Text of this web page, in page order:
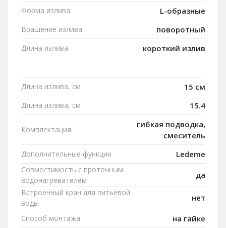
Форма излива L-образные
Вращение излива поворотный
Длина излива короткий излив
Длина излива, см 15 см
Длина излива, см 15.4
Комплектация
гибкая подводка,
смеситель
Дополнительные функции Ledeme
Совместимость с проточным
водонагревателем
да
Встроенный кран для питьевой
воды
нет
Способ монтажа на гайке